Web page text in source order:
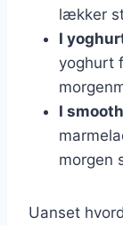
lækker
I
yoghurt
I
morgen
Uanset